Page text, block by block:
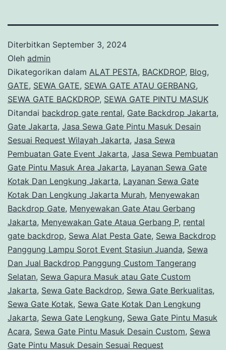
Diterbitkan September 3, 2024
Oleh admin
Dikategorikan dalam ALAT PESTA, BACKDROP, Blog,
GATE, SEWA GATE, SEWA GATE ATAU GERBANG,
SEWA GATE BACKDROP, SEWA GATE PINTU MASUK
Ditandai backdrop gate rental, Gate Backdrop Jakarta,
Gate Jakarta, Jasa Sewa Gate Pintu Masuk Desain
Sesuai Request Wilayah Jakarta, Jasa Sewa
Pembuatan Gate Event Jakarta, Jasa Sewa Pembuatan
Gate Pintu Masuk Area Jakarta, Layanan Sewa Gate
Kotak Dan Lengkung Jakarta, Layanan Sewa Gate
Kotak Dan Lengkung Jakarta Murah, Menyewakan
Backdrop Gate, Menyewakan Gate Atau Gerbang
Jakarta, Menyewakan Gate Ataua Gerbang P, rental
gate backdrop, Sewa Alat Pesta Gate, Sewa Backdrop
Panggung Lampu Sorot Event Stasiun Juanda, Sewa
Dan Jual Backdrop Panggung Custom Tangerang
Selatan, Sewa Gapura Masuk atau Gate Custom
Jakarta, Sewa Gate Backdrop, Sewa Gate Berkualitas,
Sewa Gate Kotak, Sewa Gate Kotak Dan Lengkung
Jakarta, Sewa Gate Lengkung, Sewa Gate Pintu Masuk
Acara, Sewa Gate Pintu Masuk Desain Custom, Sewa
Gate Pintu Masuk Desain Sesuai Request